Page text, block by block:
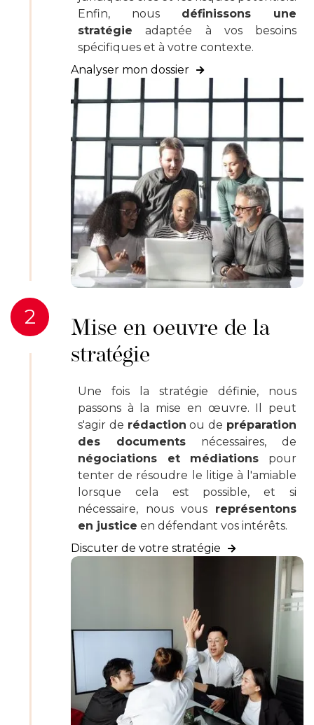
Enfin, nous définissons une
stratégie adaptée à vos besoins
spécifiques et à votre contexte.
Analyser mon dossier

Mise en oeuvre de la
stratégie
Une fois la stratégie définie, nous
passons à la mise en œuvre. Il peut
s'agir de rédaction ou de préparation
des documents nécessaires, de
négociations et médiations pour
tenter de résoudre le litige à l'amiable
lorsque cela est possible, et si
nécessaire, nous vous représentons
en justice en défendant vos intérêts.
Discuter de votre stratégie

2